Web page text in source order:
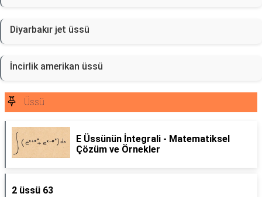
Diyarbakır jet üssü
İncirlik amerikan üssü
Üssü
E Üssünün İntegrali - Matematiksel
Çözüm ve Örnekler
2 üssü 63